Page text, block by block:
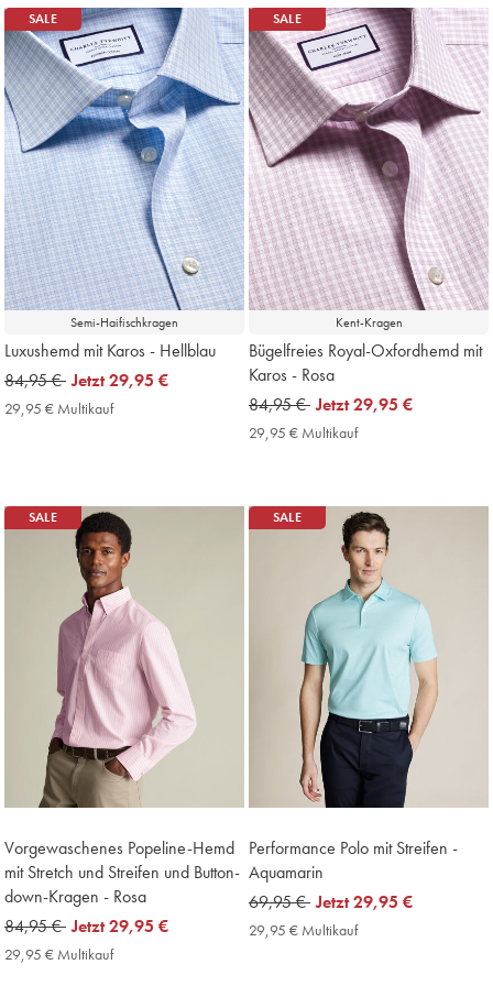
Semi-Haifischkragen
SALE
Luxushemd mit Karos - Hellblau
was
84,95
84,95 € now
29,95
Jetzt29,95 €
29,95 € Multikauf29,95
Kent-Kragen
SALE
Bügelfreies Royal-Oxfordhemd mit
Karos - Rosa
was
84,95
84,95 € now
29,95
Jetzt29,95 €
29,95 € Multikauf29,95
SALE
Vorgewaschenes Popeline-Hemd
mit Stretch und Streifen und Button-
down-Kragen - Rosa
was
84,95
84,95 € now
29,95
Jetzt29,95 €
29,95 € Multikauf29,95
SALE
Performance Polo mit Streifen -
Aquamarin
was
69,95
69,95 € now
29,95
Jetzt29,95 €
29,95 € Multikauf29,95